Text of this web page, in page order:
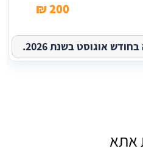
200 ₪
אוגוסט בשנת 2026.
אתא